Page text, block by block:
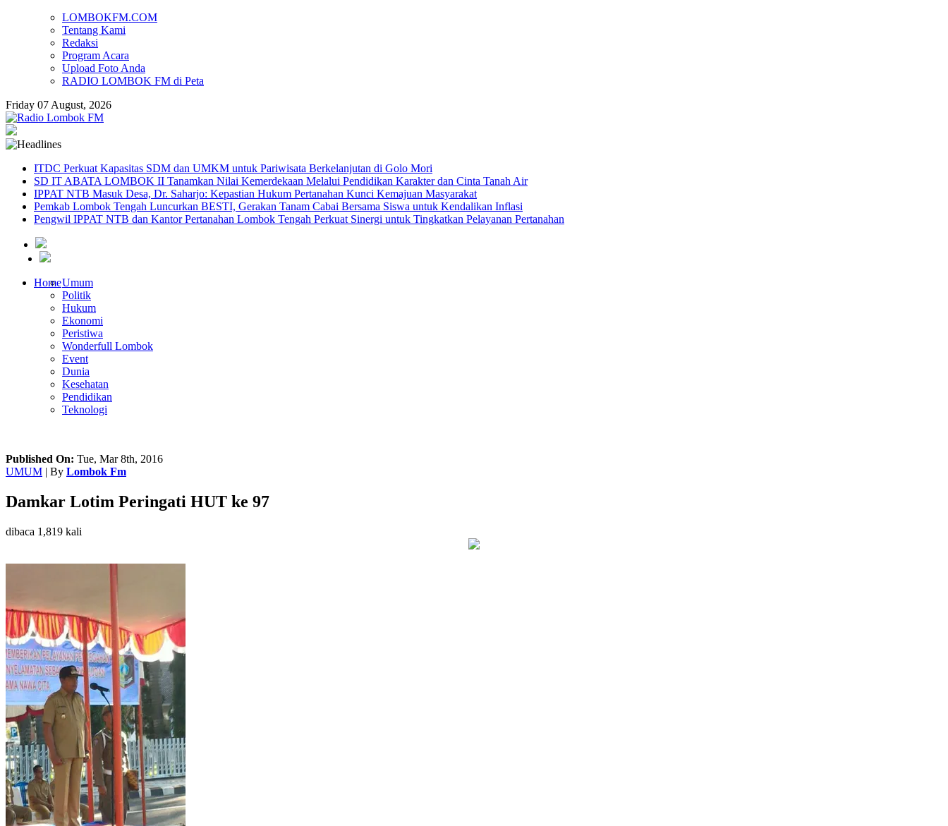
LOMBOKFM.COM
Tentang Kami
Redaksi
Program Acara
Upload Foto Anda
RADIO LOMBOK FM di Peta
Friday 07 August, 2026
ITDC Perkuat Kapasitas SDM dan UMKM untuk Pariwisata Berkelanjutan di Golo Mori
SD IT ABATA LOMBOK II Tanamkan Nilai Kemerdekaan Melalui Pendidikan Karakter dan Cinta Tanah Air
IPPAT NTB Masuk Desa, Dr. Saharjo: Kepastian Hukum Pertanahan Kunci Kemajuan Masyarakat
Pemkab Lombok Tengah Luncurkan BESTI, Gerakan Tanam Cabai Bersama Siswa untuk Kendalikan Inflasi
Pengwil IPPAT NTB dan Kantor Pertanahan Lombok Tengah Perkuat Sinergi untuk Tingkatkan Pelayanan Pertanahan
HomeUmum
Politik
Hukum
Ekonomi
Peristiwa
Wonderfull Lombok
Event
Dunia
Kesehatan
Pendidikan
Teknologi
Published On: Tue, Mar 8th, 2016
UMUM | By Lombok Fm
Damkar Lotim Peringati HUT ke 97
dibaca 1,819 kali